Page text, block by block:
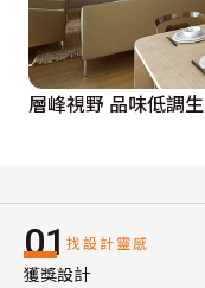
層峰視野 品味低調
01 找設計靈感
獲獎設計